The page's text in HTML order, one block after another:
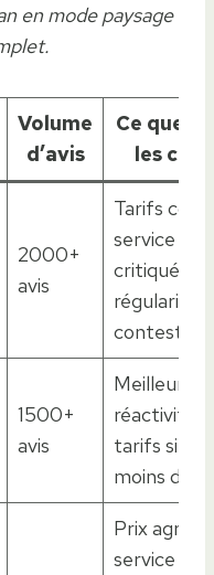
en mode paysage
Volume
d’avis
Ce que
les
2000+
avis
Tarifs
service
critiqué,
contestées
1500+
avis
Meilleure
réactivité
tarifs
moins de
Prix
service